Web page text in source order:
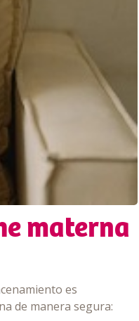
materna
es
de manera segura: